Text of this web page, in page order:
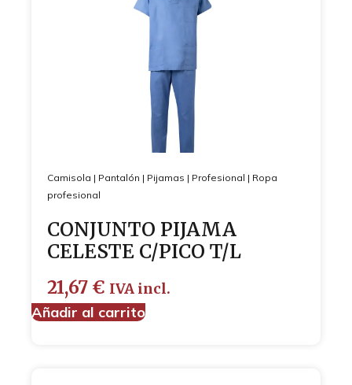
Camisola | Pantalón | Pijamas | Profesional | Ropa
profesional
CONJUNTO PIJAMA
CELESTE C/PICO T/L
21,67 € IVA incl.
Añadir al carrito